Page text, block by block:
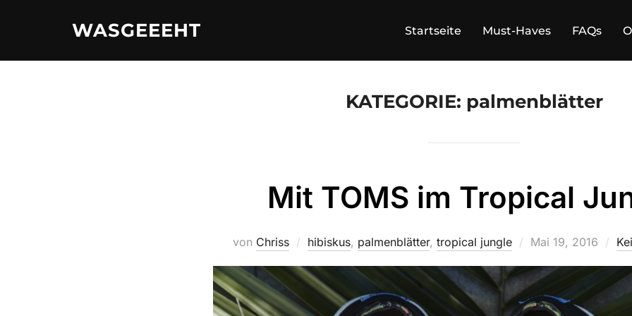
WASGEEEHT Startseite Must-Haves FAQs
KATEGORIE: palmenblätter
Mit TOMS im Tropical
von Chriss hibiskus, palmenblätter, tropical jungle
Veröffentlicht
Mai 19, 2016